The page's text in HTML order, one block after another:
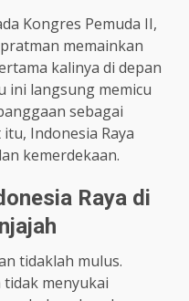
Kongres Pemuda II,
memainkan
kalinya di depan
ini langsung memicu
sebagai
Indonesia Raya
kemerdekaan.
Raya di
tidaklah mulus.
menyukai